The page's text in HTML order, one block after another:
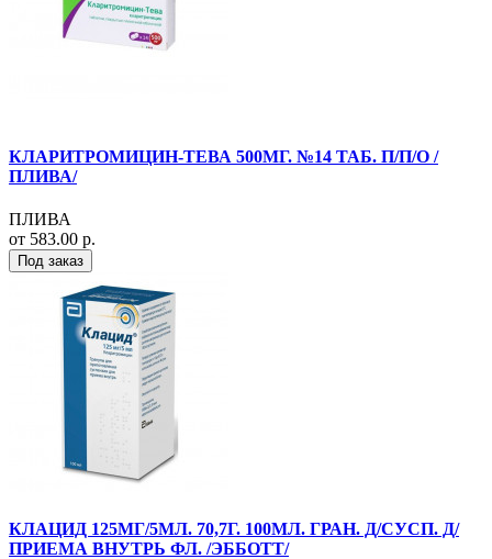
КЛАРИТРОМИЦИН-ТЕВА 500МГ. №14 ТАБ. П/П/О /
ПЛИВА/
ПЛИВА
от 583.00 р.
Под заказ
КЛАЦИД 125МГ/5МЛ. 70,7Г. 100МЛ. ГРАН. Д/СУСП. Д/
ПРИЕМА ВНУТРЬ ФЛ. /ЭББОТТ/